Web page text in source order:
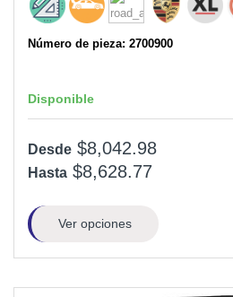
Número de pieza: 2700900
Disponible
Desde $8,042.98
Hasta $8,628.77
Ver opciones